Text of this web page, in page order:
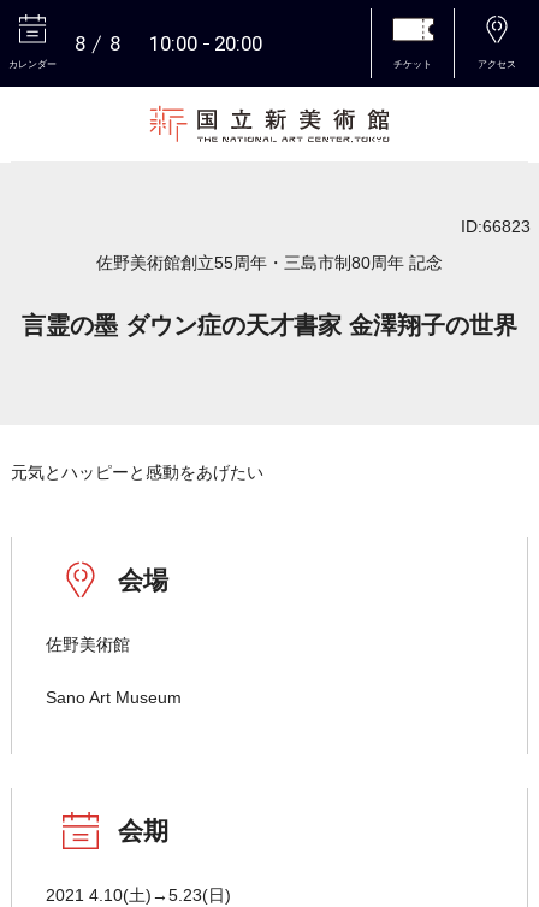
カレンダー
8 8 10:00 20:00
チケット アクセス
ID:66823
佐野美術館創立55周年・三島市制80周年 記念
言霊の墨 ダウン症の天才書家 金澤翔子の世界
元気とハッピーと感動をあげたい
会場
佐野美術館
Sano Art Museum
会期
2021 4.10(土)→5.23(日)